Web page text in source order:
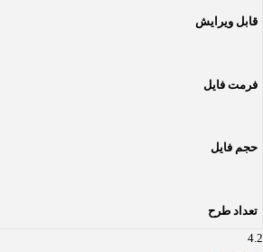
قابل ویرایش
فرمت فایل
حجم فایل
تعداد طرح
4.2